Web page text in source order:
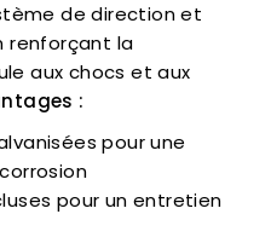
de direction et
renforçant la
aux chocs et aux
:
pour une
pour un entretien